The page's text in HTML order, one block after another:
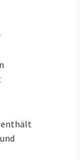
enthält